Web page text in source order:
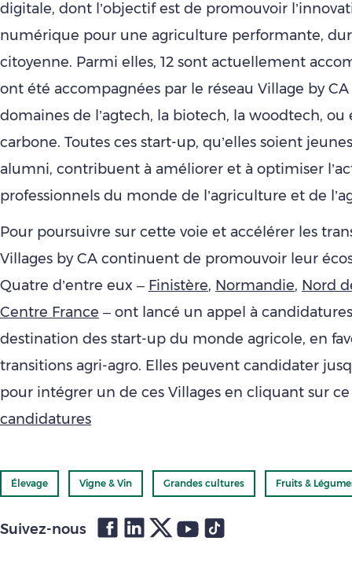
digitale, dont l’objectif est de promouvoir
numérique pour une agriculture performante,
citoyenne. Parmi elles, 12 sont actuellement
ont été accompagnées par le réseau Village by CA
domaines de l’agtech, la biotech, la woodtech, ou
carbone. Toutes ces start-up, qu’elles soient
alumni, contribuent à améliorer et à optimiser
professionnels du monde de l’agriculture et de
Pour poursuivre sur cette voie et accélérer les
Villages by CA continuent de promouvoir leur
Quatre d’entre eux – Finistère, Normandie, Nord
Centre France – ont lancé un appel à
destination des start-up du monde agricole, en
transitions agri-agro. Elles peuvent candidater
pour intégrer un de ces Villages en cliquant sur
candidatures
Élevage Vigne & Vin Grandes cultures Fruits &
Suivez-nous